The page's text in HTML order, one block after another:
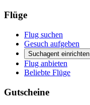
Flüge
Flug suchen
Gesuch aufgeben
Suchagent einrichten
Flug anbieten
Beliebte Flüge
Gutscheine